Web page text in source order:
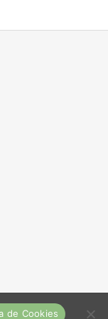
de Cookies